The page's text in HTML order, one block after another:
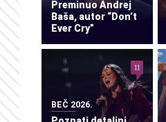
Preminuo Andrej
Baša, autor “Don’t
Ever Cry”
BEČ 2026.
11